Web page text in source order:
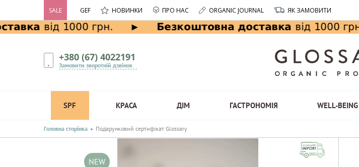
SALE GEF НОВИНКИ ПРО НАС ORGANIC JOURNAL ЯК ЗАМОВИТИ
+380 (67) 4022191
Замовити зворотній дзвінок
SPF КРАСА ДІМ ГАСТРОНОМІЯ WELL-BEING
Головна сторінка Подарунковий сертифікат Glossary
NEW